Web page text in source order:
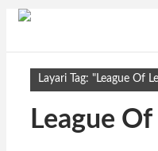
Layari Tag: "League Of
League